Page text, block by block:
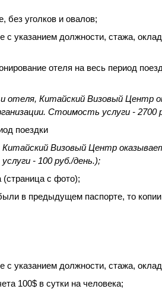
без уголков и овалов;
указанием должности, стажа,
отеля на весь период
отеля, Китайский Визовый Центр
Стоимость услуги - 2700
поездки
Визовый Центр
- 100 руб./день.);
(страница с фото);
в предыдущем паспорте, то
с указанием должности, стажа,
100$ в сутки на человека;